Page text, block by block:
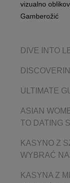
vizualno
Gamberožić
DIVE INTO
ULTIMATE
ASIAN
TO DATING
KASYNO Z
WYBRAĆ
KASYNA Z